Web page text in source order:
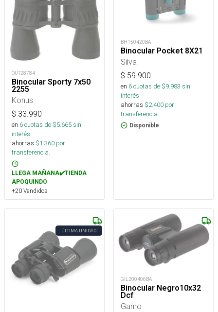
OUT28784
Binocular Sporty 7x50
2255
Konus
$ 33.990
en 6cuotas de $5.665sin
interés
ahorras $1.360 por
transferencia.
LLEGA MAÑANA✔️TIENDA
APOQUINDO
+20 Vendidos
BH150420BA
Binocular Pocket 8X21
Silva
$ 59.900
en 6cuotas de $9.983 sin
interés
ahorras $2.400 por
transferencia.
Disponible
ÚLTIMA UNIDAD
GIL200406BA
Binocular Negro10x32
Dcf
Gamo